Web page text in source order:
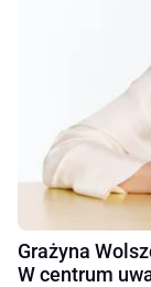
Grażyna
W centrum